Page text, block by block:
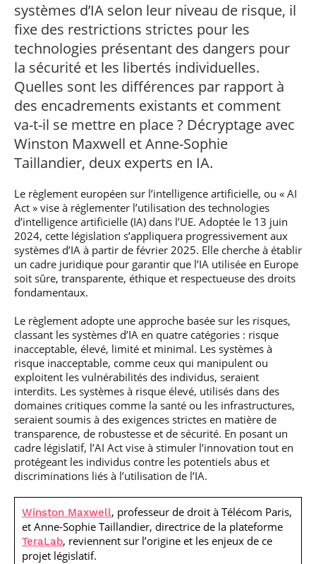
S’engager à Télécom
Numérique
responsable : nos
élèves impliqués
Parcours Numérique
Responsable
Enquête 1er emploi
Corps des Mines
Parcours Talents : un
Double Diplôme
donnant accès aux
Corps techniques de
Artificielle en
alternance
(admissions closes)
Expert
cybersécurité des
réseaux et des
systèmes
d’information
Intelligence
Artificielle – Expert
Data & MLops
Artificielle
multimodale et
autonome
Je suis élève en
situation de
handicap, comment
faire ?
Vous êtes admis,
arrivée
Financement
Entreprises &
solutions Mastère
Spécialisé
Brochures &
contacts
Événements des
formations de
Mastère Spécialisé
professionnel
• Journaliste
• Diplômé
systèmes d’IA selon leur niveau de risque, il
fixe des restrictions strictes pour les
technologies présentant des dangers pour
la sécurité et les libertés individuelles.
Quelles sont les différences par rapport à
des encadrements existants et comment
va-t-il se mettre en place ? Décryptage avec
Winston Maxwell et Anne-Sophie
Taillandier, deux experts en IA.
Le règlement européen sur l’intelligence artificielle, ou « AI
Act » vise à réglementer l’utilisation des technologies
d’intelligence artificielle (IA) dans l’UE. Adoptée le 13 juin
2024, cette législation s’appliquera progressivement aux
systèmes d’IA à partir de février 2025. Elle cherche à établir
un cadre juridique pour garantir que l’IA utilisée en Europe
soit sûre, transparente, éthique et respectueuse des droits
fondamentaux.
Le règlement adopte une approche basée sur les risques,
classant les systèmes d’IA en quatre catégories : risque
inacceptable, élevé, limité et minimal. Les systèmes à
risque inacceptable, comme ceux qui manipulent ou
exploitent les vulnérabilités des individus, seraient
interdits. Les systèmes à risque élevé, utilisés dans des
domaines critiques comme la santé ou les infrastructures,
seraient soumis à des exigences strictes en matière de
transparence, de robustesse et de sécurité. En posant un
cadre législatif, l’AI Act vise à stimuler l’innovation tout en
protégeant les individus contre les potentiels abus et
discriminations liés à l’utilisation de l’IA.
Winston Maxwell, professeur de droit à Télécom Paris,
et Anne-Sophie Taillandier, directrice de la plateforme
TeraLab, reviennent sur l’origine et les enjeux de ce
projet législatif.